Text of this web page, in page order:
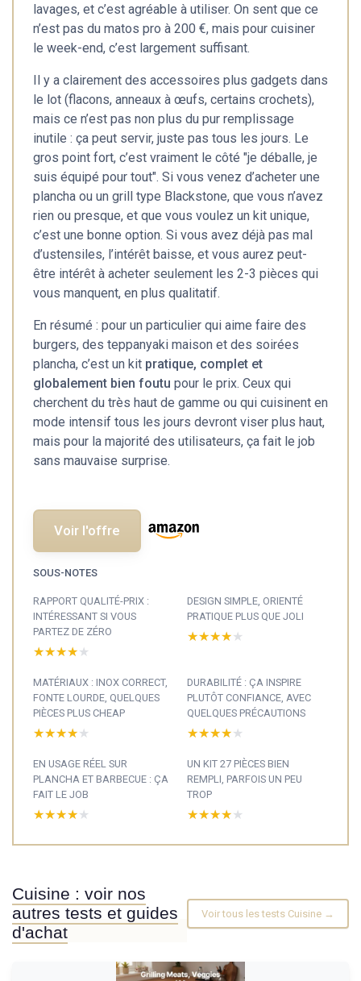
lavages, et c’est agréable à utiliser. On sent que ce
n’est pas du matos pro à 200 €, mais pour cuisiner
le week-end, c’est largement suffisant.
Il y a clairement des accessoires plus gadgets dans
le lot (flacons, anneaux à œufs, certains crochets),
mais ce n’est pas non plus du pur remplissage
inutile : ça peut servir, juste pas tous les jours. Le
gros point fort, c’est vraiment le côté "je déballe, je
suis équipé pour tout". Si vous venez d’acheter une
plancha ou un grill type Blackstone, que vous n’avez
rien ou presque, et que vous voulez un kit unique,
c’est une bonne option. Si vous avez déjà pas mal
d’ustensiles, l’intérêt baisse, et vous aurez peut-
être intérêt à acheter seulement les 2-3 pièces qui
vous manquent, en plus qualitatif.
En résumé : pour un particulier qui aime faire des
burgers, des teppanyaki maison et des soirées
plancha, c’est un kit pratique, complet et
globalement bien foutu pour le prix. Ceux qui
cherchent du très haut de gamme ou qui cuisinent en
mode intensif tous les jours devront viser plus haut,
mais pour la majorité des utilisateurs, ça fait le job
sans mauvaise surprise.
Voir l'offre
SOUS-NOTES
RAPPORT QUALITÉ-PRIX :
INTÉRESSANT SI VOUS
PARTEZ DE ZÉRO
★★★★★
★★★★★
DESIGN SIMPLE, ORIENTÉ
PRATIQUE PLUS QUE JOLI
★★★★★
★★★★★
MATÉRIAUX : INOX CORRECT,
FONTE LOURDE, QUELQUES
PIÈCES PLUS CHEAP
★★★★★
★★★★★
DURABILITÉ : ÇA INSPIRE
PLUTÔT CONFIANCE, AVEC
QUELQUES PRÉCAUTIONS
★★★★★
★★★★★
EN USAGE RÉEL SUR
PLANCHA ET BARBECUE : ÇA
FAIT LE JOB
★★★★★
★★★★★
UN KIT 27 PIÈCES BIEN
REMPLI, PARFOIS UN PEU
TROP
★★★★★
★★★★★
Cuisine : voir nos
autres tests et guides
d'achat
Voir tous les tests Cuisine →